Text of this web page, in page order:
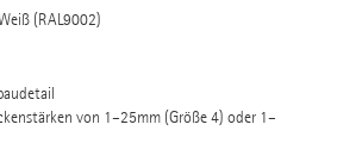
(RAL9002)
von 1–25mm (Größe 4) oder 1–